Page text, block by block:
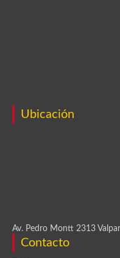
Ubicación
Av. Pedro Montt 2313
Contacto